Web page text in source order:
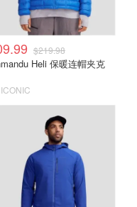
$219.98
Heli 保暖连帽夹克